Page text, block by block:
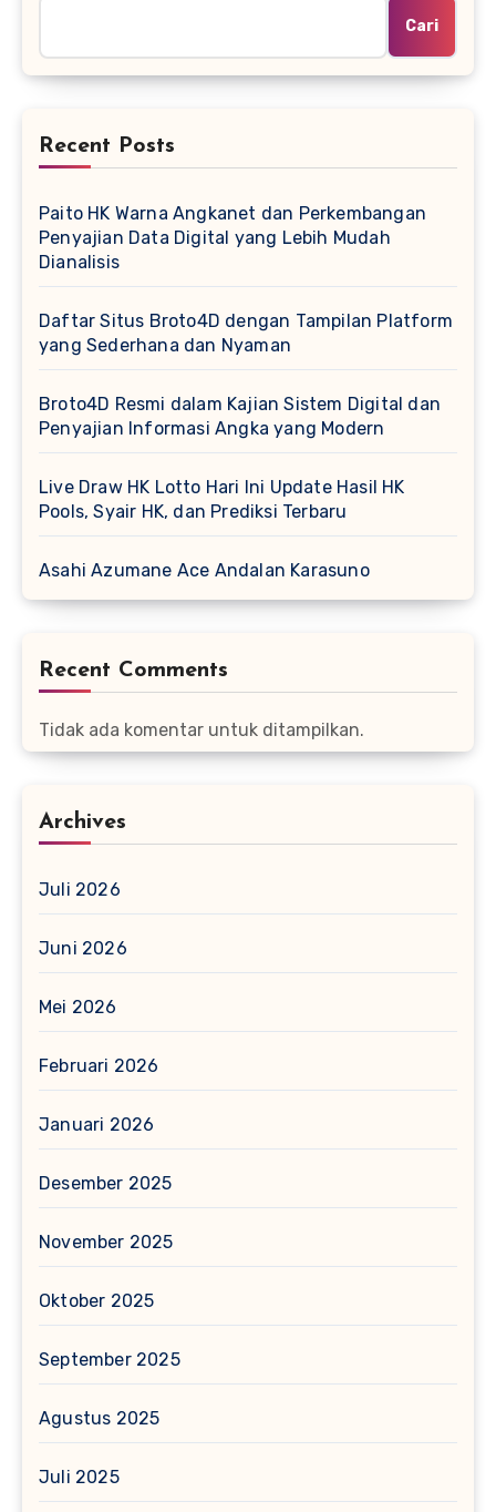
Cari
Recent Posts
Paito HK Warna Angkanet dan Perkembangan
Penyajian Data Digital yang Lebih Mudah
Dianalisis
Daftar Situs Broto4D dengan Tampilan Platform
yang Sederhana dan Nyaman
Broto4D Resmi dalam Kajian Sistem Digital dan
Penyajian Informasi Angka yang Modern
Live Draw HK Lotto Hari Ini Update Hasil HK
Pools, Syair HK, dan Prediksi Terbaru
Asahi Azumane Ace Andalan Karasuno
Recent Comments
Tidak ada komentar untuk ditampilkan.
Archives
Juli 2026
Juni 2026
Mei 2026
Februari 2026
Januari 2026
Desember 2025
November 2025
Oktober 2025
September 2025
Agustus 2025
Juli 2025